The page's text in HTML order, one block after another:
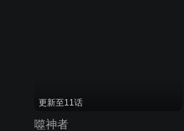
更新至11话
噬神者